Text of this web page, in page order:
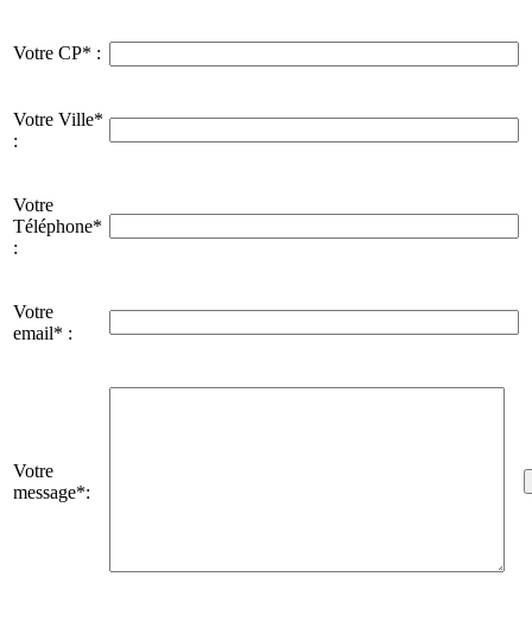
Votre CP* :
Votre Ville*
:
Votre
Téléphone*
:
Votre
email* :
Votre
message*: